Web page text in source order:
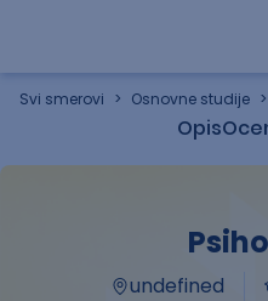
Svi smerovi > Osnovne studije >
Opis
undefined